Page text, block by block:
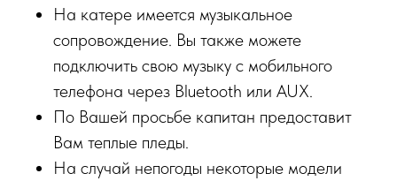
На катере имеется музыкальное
сопровождение. Вы также можете
подключить свою музыку с мобильного
телефона через Bluetooth или AUX.
По Вашей просьбе капитан предоставит
Вам теплые пледы.
На случай непогоды некоторые модели